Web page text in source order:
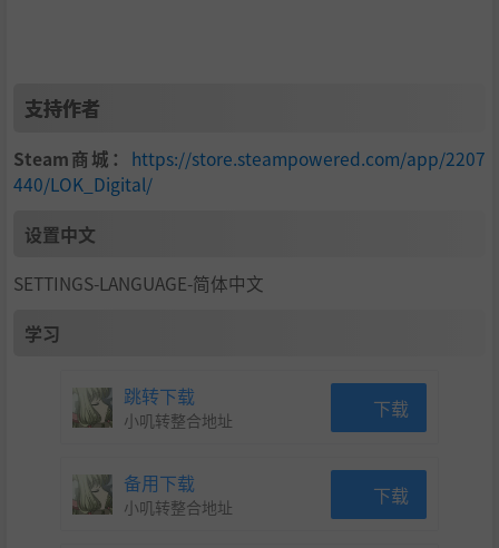
解
由发行过《怪兽远征》、《Cosmic Express》、《Bonfir
e Peaks》等作品，屡获殊荣的解谜游戏专业团队Drakne
k & Friends发行
支持作者
Steam商城： https://store.steampowered.com/app/2207
440/LOK_Digital/
设置中文
SETTINGS-LANGUAGE-简体中文
学习
跳转下载
小叽转整合地址 下载
备用下载
小叽转整合地址 下载